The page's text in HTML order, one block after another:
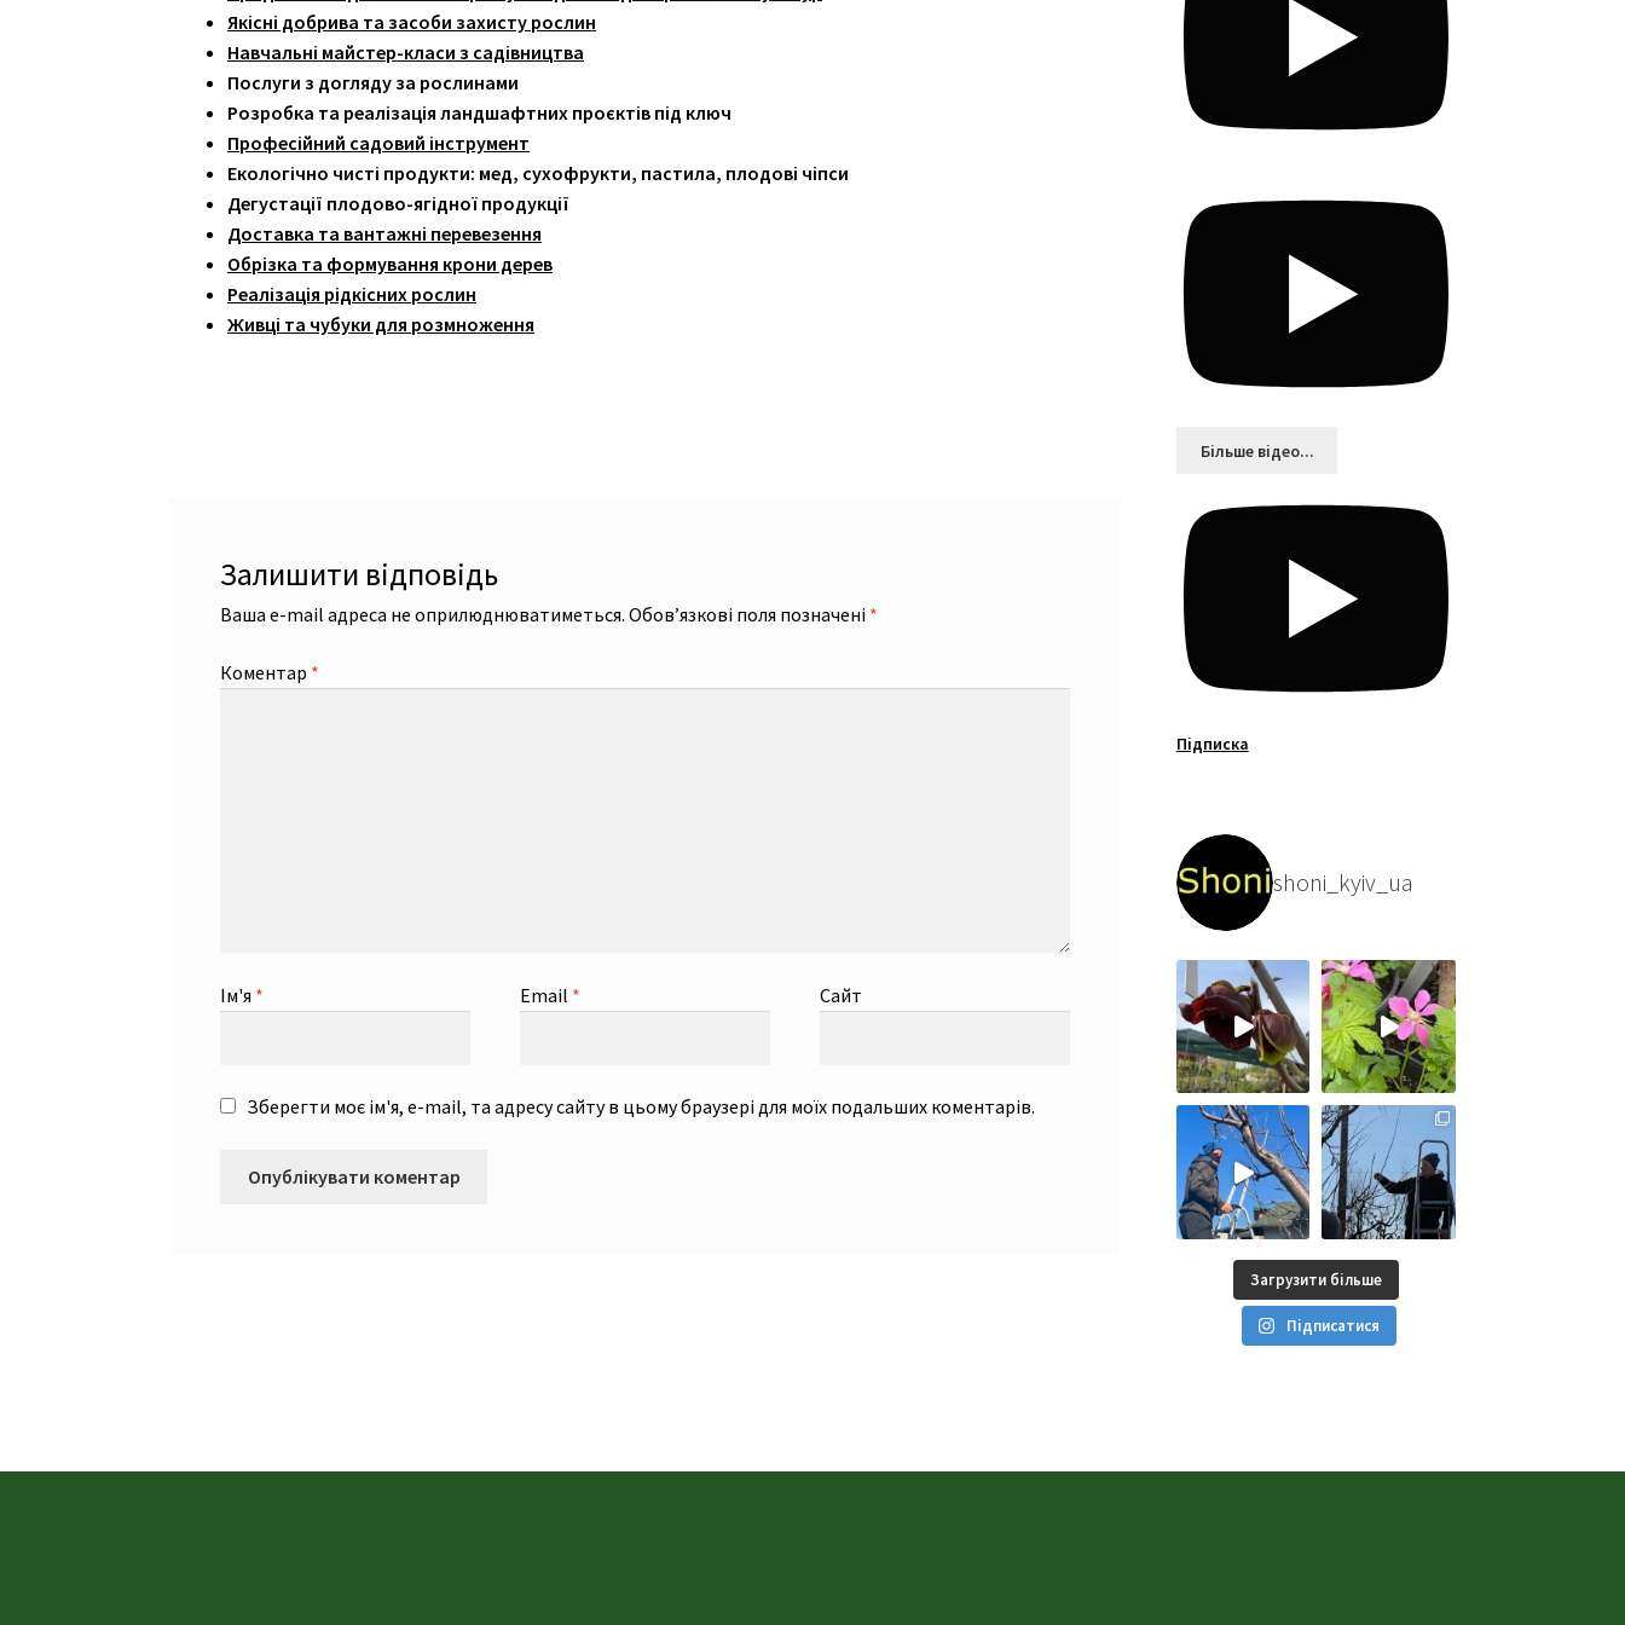
Якісні добрива та засоби захисту рослин
Навчальні майстер-класи з садівництва
Послуги з догляду за рослинами
Розробка та реалізація ландшафтних проєктів під ключ
Професійний садовий інструмент
Екологічно чисті продукти: мед, сухофрукти, пастила, плодові чіпси
Дегустації плодово-ягідної продукції
Доставка та вантажні перевезення
Обрізка та формування крони дерев
Реалізація рідкісних рослин
Живці та чубуки для розмноження
Залишити відповідь
Ваша e-mail адреса не оприлюднюватиметься. Обов’язкові поля позначені *
Коментар *
Ім'я * Email * Сайт
Зберегти моє ім'я, e-mail, та адресу сайту в цьому браузері для моїх подальших коментарів.
Більшe відео...
Підписка
shoni_kyiv_ua
Загрузити більше
Підписатися